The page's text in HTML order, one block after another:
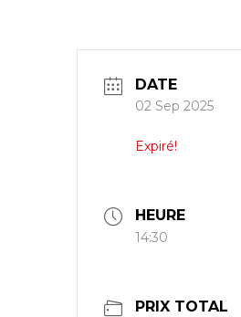
DATE
02 Sep 2025
Expiré!
HEURE
14:30
PRIX TOTAL